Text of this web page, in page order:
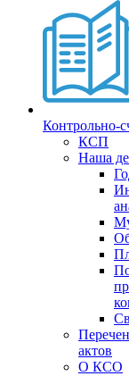
Контрольно-
КСП
Наша
актов
О КСО